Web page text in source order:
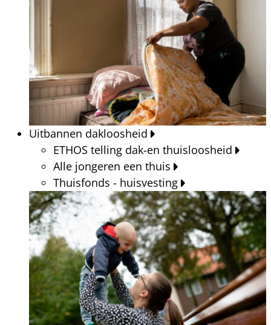
Uitbannen dakloosheid
ETHOS telling dak-en thuisloosheid
Alle jongeren een thuis
Thuisfonds - huisvesting